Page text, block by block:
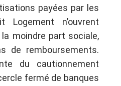
payées par les
Logement n’ouvrent
moindre part sociale,
de remboursements.
du cautionnement
fermé de banques